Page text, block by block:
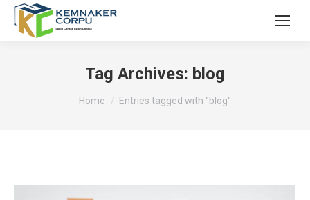
Tag Archives: blog
You are here:
Home Entries tagged with "blog"